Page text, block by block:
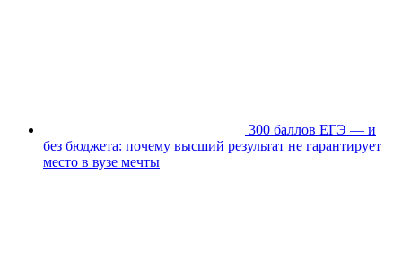
300 баллов ЕГЭ — и
без бюджета: почему высший результат не гарантирует
место в вузе мечты